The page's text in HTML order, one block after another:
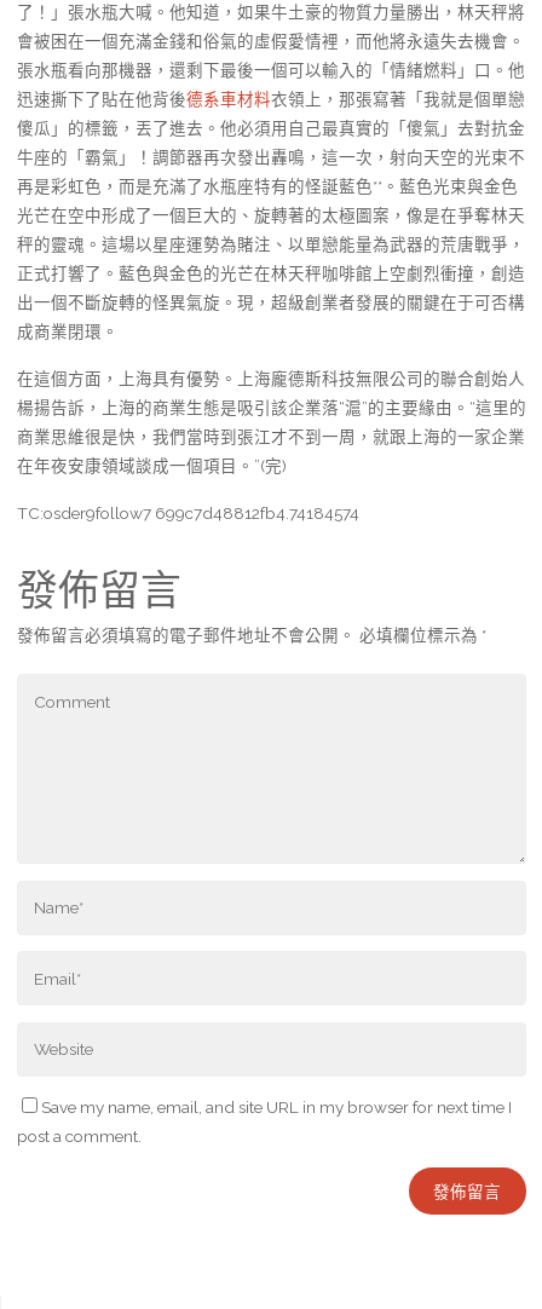
了！」張水瓶大喊。他知道，如果牛土豪的物質力量勝出，林天秤將
會被困在一個充滿金錢和俗氣的虛假愛情裡，而他將永遠失去機會。
張水瓶看向那機器，還剩下最後一個可以輸入的「情緒燃料」口。他
迅速撕下了貼在他背後德系車材料衣領上，那張寫著「我就是個單戀
傻瓜」的標籤，丟了進去。他必須用自己最真實的「傻氣」去對抗金
牛座的「霸氣」！調節器再次發出轟鳴，這一次，射向天空的光束不
再是彩虹色，而是充滿了水瓶座特有的怪誕藍色**。藍色光束與金色
光芒在空中形成了一個巨大的、旋轉著的太極圖案，像是在爭奪林天
秤的靈魂。這場以星座運勢為賭注、以單戀能量為武器的荒唐戰爭，
正式打響了。藍色與金色的光芒在林天秤咖啡館上空劇烈衝撞，創造
出一個不斷旋轉的怪異氣旋。現，超級創業者發展的關鍵在于可否構
成商業閉環。
在這個方面，上海具有優勢。上海龐德斯科技無限公司的聯合創始人
楊揚告訴，上海的商業生態是吸引該企業落“滬”的主要緣由。“這里的
商業思維很是快，我們當時到張江才不到一周，就跟上海的一家企業
在年夜安康領域談成一個項目。”(完)
TC:osder9follow7 699c7d48812fb4.74184574
發佈留言
發佈留言必須填寫的電子郵件地址不會公開。 必填欄位標示為 *
Save my name, email, and site URL in my browser for next time I
post a comment.